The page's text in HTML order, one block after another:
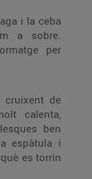
i la ceba
per
cruixent de
ben
torrin